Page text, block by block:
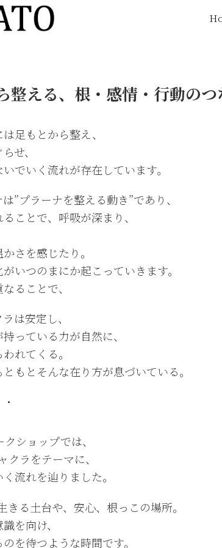
整える、根・感情・行動のつ
足もとから整え、
せ、
でいく流れが存在しています。
”プラーナを整える動き”であり、
ことで、呼吸が深まり、
さを感じたり。
いつのまにか起こっていきます。
ることで、
は安定し、
っている力が自然に、
れてくる。
もとそんな在り方が息づいている。
ショップでは、
クラをテーマに、
流れを辿りました。
きる土台や、安心、根っこの場所。
を向け、
を待つような時間です。